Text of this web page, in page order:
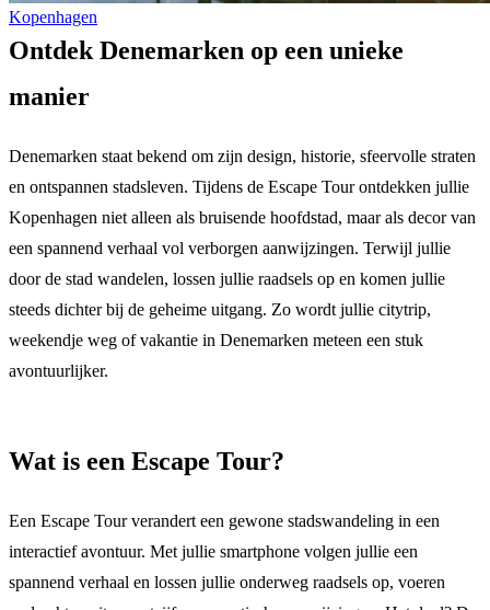
Kopenhagen
Ontdek Denemarken op een unieke
manier
Denemarken staat bekend om zijn design, historie, sfeervolle straten
en ontspannen stadsleven. Tijdens de Escape Tour ontdekken jullie
Kopenhagen niet alleen als bruisende hoofdstad, maar als decor van
een spannend verhaal vol verborgen aanwijzingen. Terwijl jullie
door de stad wandelen, lossen jullie raadsels op en komen jullie
steeds dichter bij de geheime uitgang. Zo wordt jullie citytrip,
weekendje weg of vakantie in Denemarken meteen een stuk
avontuurlijker.
Wat is een Escape Tour?
Een Escape Tour verandert een gewone stadswandeling in een
interactief avontuur. Met jullie smartphone volgen jullie een
spannend verhaal en lossen jullie onderweg raadsels op, voeren